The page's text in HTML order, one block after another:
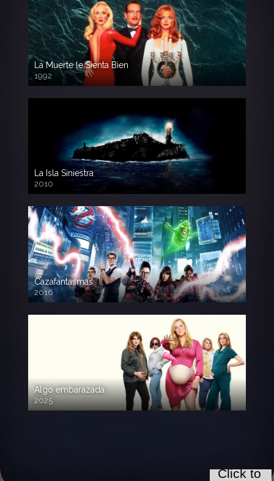
La Muerte le Sienta Bien
1992
720p HD
La Isla Siniestra
2010
720p HD
Cazafantasmas
2016
720p HD
Algo embarazada
2025
720p HD